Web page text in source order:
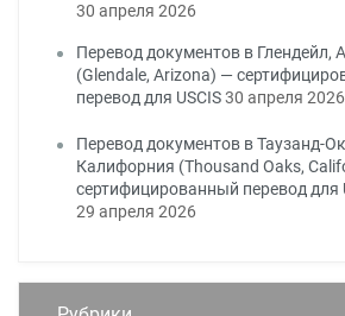
30 апреля 2026
Перевод документов в Глендейл,
(Glendale, Arizona) —
перевод для USCIS30 апреля 2026
Перевод документов в Таузанд-
Калифорния (Thousand Oaks,
сертифицированный перевод для
29 апреля 2026